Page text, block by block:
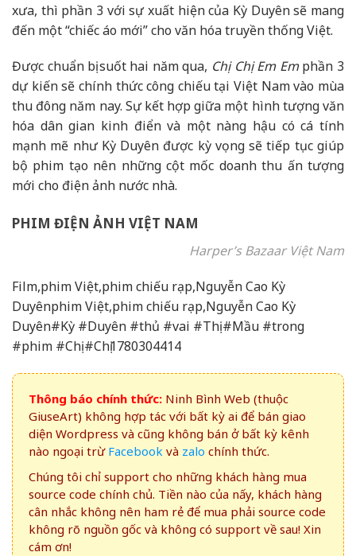
xưa, thì phần 3 với sự xuất hiện của Kỳ Duyên sẽ mang
đến một “chiếc áo mới” cho văn hóa truyền thống Việt.
Được chuẩn bị suốt hai năm qua, Chị Chị Em Emphần 3
dự kiến sẽ chính thức công chiếu tại Việt Nam vào mùa
thu đông năm nay. Sự kết hợp giữa một hình tượng văn
hóa dân gian kinh điển và một nàng hậu có cá tính
mạnh mẽ như Kỳ Duyên được kỳ vọng sẽ tiếp tục giúp
bộ phim tạo nên những cột mốc doanh thu ấn tượng
mới cho điện ảnh nước nhà.
PHIM ĐIỆN ẢNH VIỆT NAM
Harper’s Bazaar Việt Nam
Film,phim Việt,phim chiếu rạp,Nguyễn Cao Kỳ
Duyênphim Việt,phim chiếu rạp,Nguyễn Cao Kỳ
Duyên#Kỳ #Duyên #thủ #vai #Thị #Mầu #trong
#phim #Chị #Chị1780304414
Thông báo chính thức: Ninh Bình Web (thuộc
GiuseArt) không hợp tác với bất kỳ ai để bán giao
diện Wordpress và cũng không bán ở bất kỳ kênh
nào ngoại trừ Facebook và zalo chính thức.
Chúng tôi chỉ support cho những khách hàng mua
source code chính chủ. Tiền nào của nấy, khách hàng
cân nhắc không nên ham rẻ để mua phải source code
không rõ nguồn gốc và không có support về sau! Xin
cám ơn!